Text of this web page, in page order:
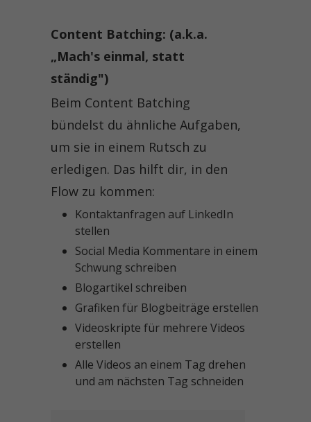
Content Batching: (a.k.a.
„Mach's einmal, statt
ständig")
Beim Content Batching
bündelst du ähnliche Aufgaben,
um sie in einem Rutsch zu
erledigen. Das hilft dir, in den
Flow zu kommen:
Kontaktanfragen auf LinkedIn
stellen
Social Media Kommentare in einem
Schwung schreiben
Blogartikel schreiben
Grafiken für Blogbeiträge erstellen
Videoskripte für mehrere Videos
erstellen
Alle Videos an einem Tag drehen
und am nächsten Tag schneiden